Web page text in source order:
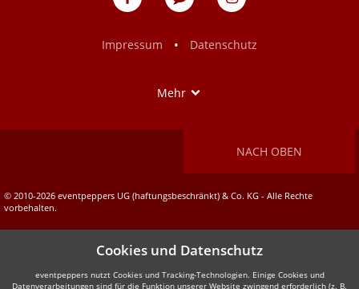
Impressum
• Datenschutz
Mehr
NACH OBEN
© 2010-2026 eventpeppers UG (haftungsbeschränkt) & Co. KG - Alle Rechte
vorbehalten.
Cookies und Datenschutz
eventpeppers nutzt Cookies und Tracking-Technologien. Einige Cookies und
Datenverarbeitungen sind für die Funktion unserer Website zwingend erforderlich (z. B.